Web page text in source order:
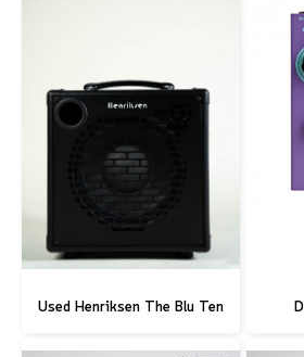
Used Henriksen The Blu Ten